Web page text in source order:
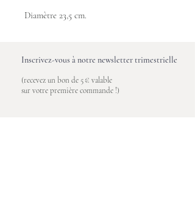
Diamètre 23,5 cm.
Inscrivez-vous à notre newsletter trimestrielle
(recevez un bon de 5 € valable
sur votre première commande !)